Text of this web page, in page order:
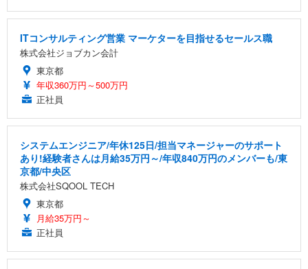
ITコンサルティング営業 マーケターを目指せるセールス職
株式会社ジョブカン会計
東京都
年収360万円～500万円
正社員
システムエンジニア/年休125日/担当マネージャーのサポート
あり!経験者さんは月給35万円～/年収840万円のメンバーも/東
京都/中央区
株式会社SQOOL TECH
東京都
月給35万円～
正社員